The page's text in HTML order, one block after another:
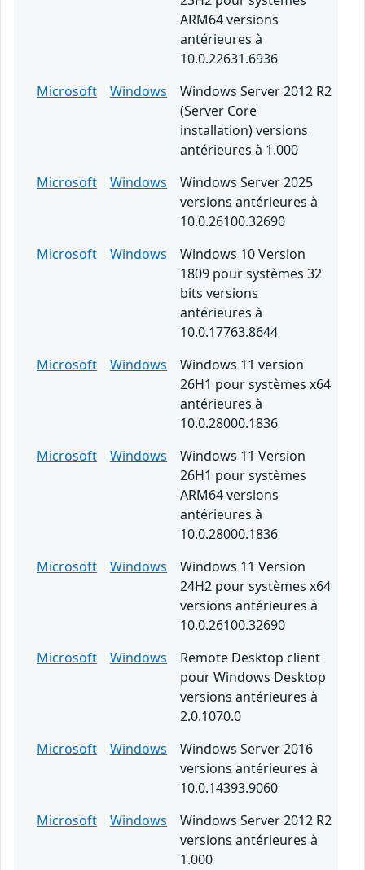
ARM64 versions
antérieures à
10.0.22631.6936
Microsoft
Windows
Windows Server 2012 R2
(Server Core
installation) versions
antérieures à 1.000
Microsoft
Windows
Windows Server 2025
versions antérieures à
10.0.26100.32690
Microsoft
Windows
Windows 10 Version
1809 pour systèmes 32
bits versions
antérieures à
10.0.17763.8644
Microsoft
Windows
Windows 11 version
26H1 pour systèmes x64
antérieures à
10.0.28000.1836
Microsoft
Windows
Windows 11 Version
26H1 pour systèmes
ARM64 versions
antérieures à
10.0.28000.1836
Microsoft
Windows
Windows 11 Version
24H2 pour systèmes x64
versions antérieures à
10.0.26100.32690
Microsoft
Windows
Remote Desktop client
pour Windows Desktop
versions antérieures à
2.0.1070.0
Microsoft
Windows
Windows Server 2016
versions antérieures à
10.0.14393.9060
Microsoft
Windows
Windows Server 2012 R2
versions antérieures à
1.000